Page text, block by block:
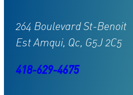
264 Boulevard St-Benoit
Est Amqui, Qc, G5J 2C5
418-629-4675